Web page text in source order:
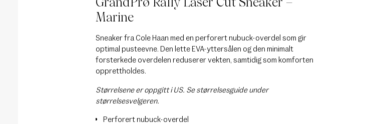
Marine
Sneaker fra Cole Haan med en perforert nubuck-overdel som gir
optimal pusteevne. Den lette EVA-yttersålen og den minimalt
forsterkede overdelen reduserer vekten, samtidig som komforten
opprettholdes.
Størrelsene er oppgitt i US. Se størrelsesguide under
størrelsesvelgeren.
Perforert nubuck-overdel